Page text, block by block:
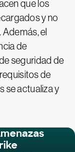
que los
y no
el
de
seguridad de
de
se actualiza y